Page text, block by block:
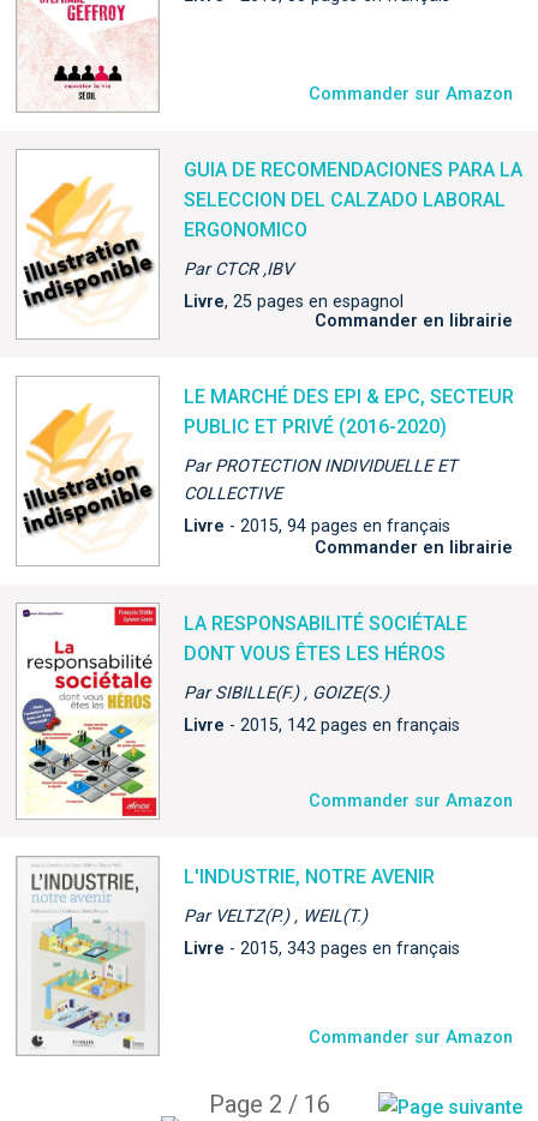
Commander sur Amazon
GUIA DE RECOMENDACIONES PARA LA
SELECCION DEL CALZADO LABORAL
ERGONOMICO
Par CTCR ,IBV
Livre, 25 pages en espagnol
Commander en librairie
LE MARCHÉ DES EPI & EPC, SECTEUR
PUBLIC ET PRIVÉ (2016-2020)
Par PROTECTION INDIVIDUELLE ET
COLLECTIVE
Livre - 2015, 94 pages en français
Commander en librairie
LA RESPONSABILITÉ SOCIÉTALE
DONT VOUS ÊTES LES HÉROS
Par SIBILLE(F.) , GOIZE(S.)
Livre - 2015, 142 pages en français
Commander sur Amazon
L'INDUSTRIE, NOTRE AVENIR
Par VELTZ(P.) , WEIL(T.)
Livre - 2015, 343 pages en français
Commander sur Amazon
Page 2 / 16